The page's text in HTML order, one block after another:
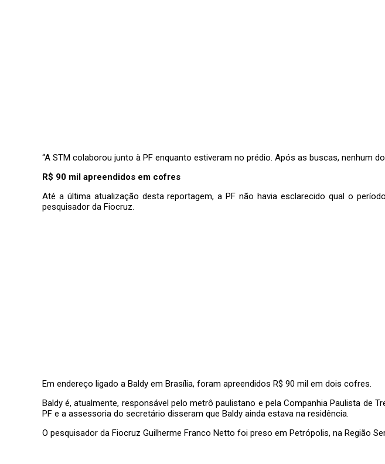
“A STM colaborou junto à PF enquanto estiveram no prédio. Após as buscas, nenhum
R$ 90 mil apreendidos em cofres
Até a última atualização desta reportagem, a PF não havia esclarecido qual o
pesquisador da Fiocruz.
Em endereço ligado a Baldy em Brasília, foram apreendidos R$ 90 mil em dois cofres.
Baldy é, atualmente, responsável pelo metrô paulistano e pela Companhia Paulista de
PF e a assessoria do secretário disseram que Baldy ainda estava na residência.
O pesquisador da Fiocruz Guilherme Franco Netto foi preso em Petrópolis, na Região